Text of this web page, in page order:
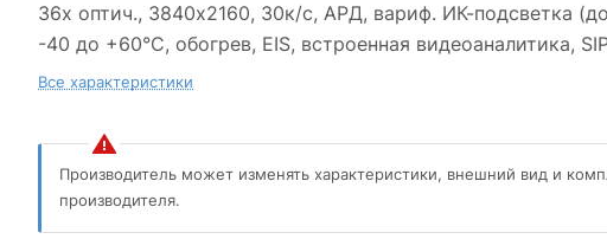
36x оптич., 3840x2160, 30к/c, АРД, вариф. ИК-подсветка
-40 до +60°С, обогрев, EIS, встроенная видеоаналитика,
Все характеристики
Производитель может изменять характеристики, внешний вид и
производителя.